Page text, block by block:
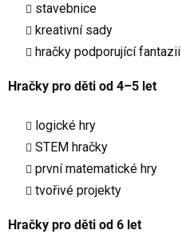
stavebnice
kreativní sady
hračky podporující fantazii
Hračky pro děti od 4–5 let
logické hry
STEM hračky
první matematické hry
tvořivé projekty
Hračky pro děti od 6 let